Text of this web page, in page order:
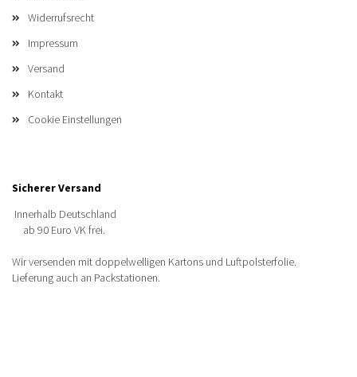
Widerrufsrecht
Impressum
Versand
Kontakt
Cookie Einstellungen
Sicherer Versand
Innerhalb Deutschland
ab 90 Euro VK frei.
Wir versenden mit doppelwelligen Kartons und Luftpolsterfolie.
Lieferung auch an Packstationen.